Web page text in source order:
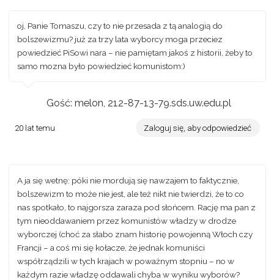
oj, Panie Tomaszu, czy to nie przesada z tą analogią do
bolszewizmu? już za trzy lata wyborcy moga przeciez
powiedzieć PiSowi nara – nie pamiętam jakoś z historii, żeby to
samo mozna było powiedzieć komunistom:)
Gość: melon, 212-87-13-79.sds.uw.edu.pl
20 lat temu Zaloguj się, aby odpowiedzieć
A ja się wetnę: póki nie mordują się nawzajem to faktycznie,
bolszewizm to może nie jest, ale też nikt nie twierdzi, że to co
nas spotkało, to najgorsza zaraza pod słońcem. Rację ma pan z
tym nieoddawaniem przez komunistów władzy w drodze
wyborczej (choć za słabo znam historię powojenną Włoch czy
Francji – a coś mi się kołacze, że jednak komuniści
współrządzili w tych krajach w poważnym stopniu – no w
każdym razie władzę oddawali chyba w wyniku wyborów?